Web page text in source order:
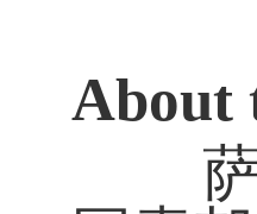
About